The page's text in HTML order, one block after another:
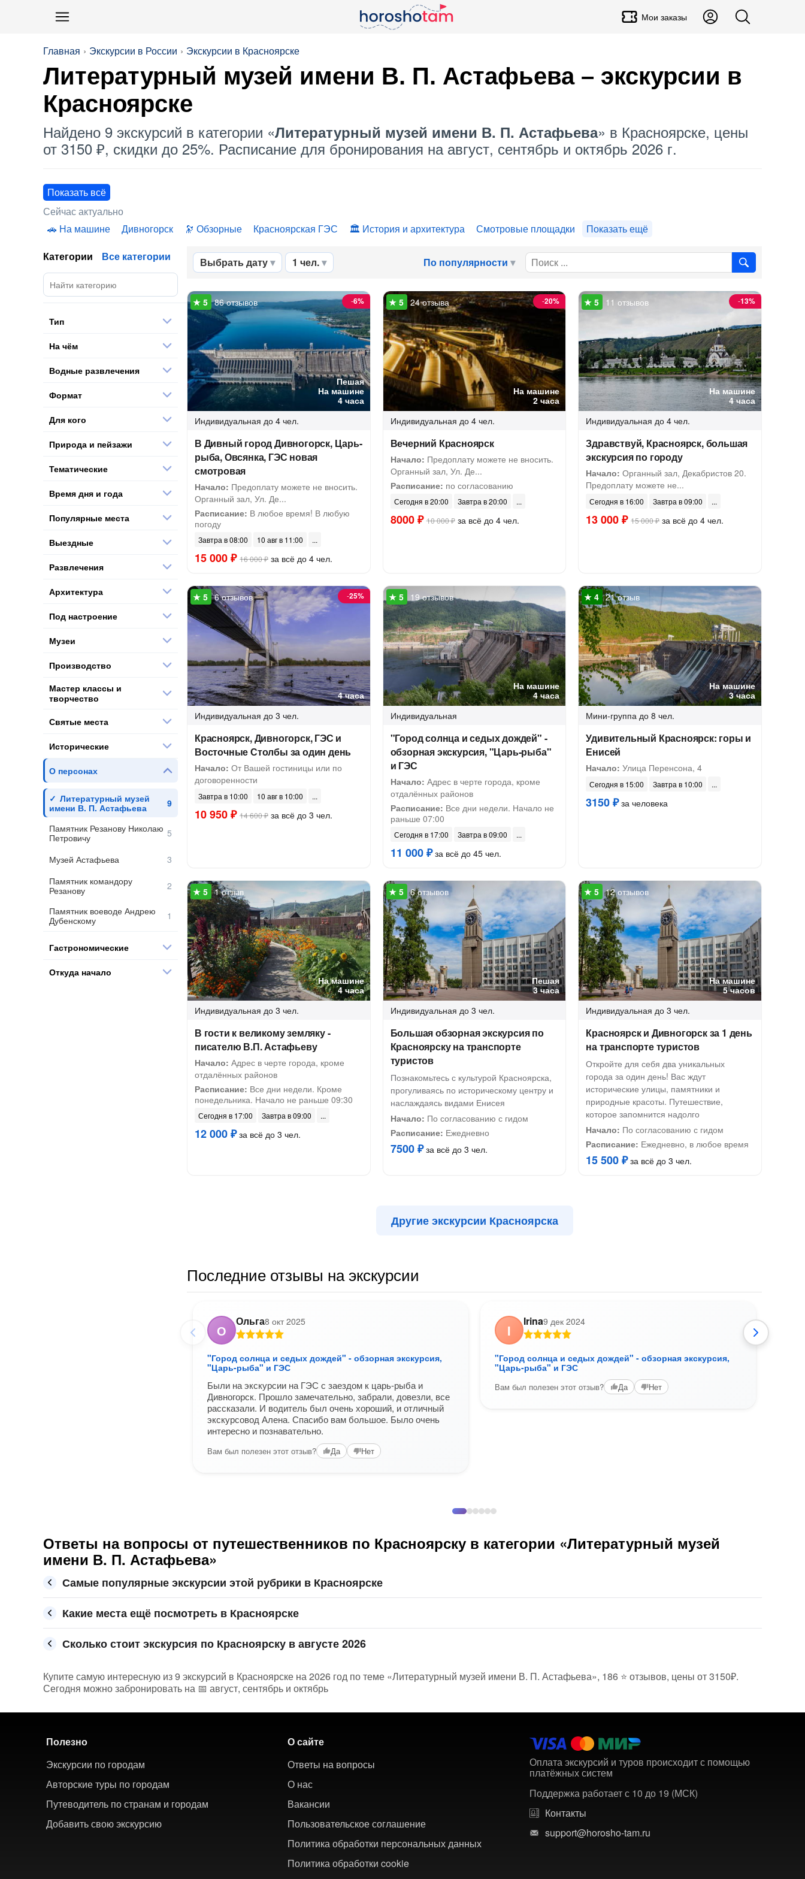
Мои заказы
Главная Экскурсии в России Экскурсии в Красноярске
Литературный музей имени В. П. Астафьева – экскурсии в
Красноярске
Найдено 9 экскурсий в категории «Литературный музей имени В. П. Астафьева» в Красноярске, цены
от 3150 ₽, скидки до 25%. Расписание для бронирования на август, сентябрь и октябрь 2026 г.
Показать всё
Сейчас актуально
На машине
Дивногорск Обзорные Красноярская ГЭС История и архитектура Смотровые площадки Показать ещё
Выбрать дату 1 чел. По популярности
Пешая
На машине
4 часа
-6%
86 отзывов
Индивидуальная до 4 чел.
В Дивный город Дивногорск, Царь-
рыба, Овсянка, ГЭС новая
смотровая
Начало: Предоплату можете не вносить.
Органный зал, Ул. Де...
Расписание: В любое время! В любую
погоду
Завтра в 08:00 10 авг в 11:00
15 000 ₽ 16 000 ₽ за всё до 4 чел.
На машине
2 часа
-20%
24 отзыва
Индивидуальная до 4 чел.
Вечерний Красноярск
Начало: Предоплату можете не вносить.
Органный зал, Ул. Де...
Расписание: по согласованию
Сегодня в 20:00 Завтра в 20:00
8000 ₽ 10 000 ₽за всё до 4 чел.
На машине
4 часа
-13%
11 отзывов
Индивидуальная до 4 чел.
Здравствуй, Красноярск, большая
экскурсия по городу
Начало: Органный зал, Декабристов 20.
Предоплату можете не...
Сегодня в 16:00 Завтра в 09:00
13 000 ₽ 15 000 ₽за всё до 4 чел.
4 часа
-25%
6 отзывов
Индивидуальная до 3 чел.
Красноярск, Дивногорск, ГЭС и
Восточные Столбы за один день
Начало: От Вашей гостиницы или по
договоренности
Завтра в 10:00 10 авг в 10:00
10 950 ₽ 14 600 ₽ за всё до 3 чел.
На машине
4 часа
19 отзывов
Индивидуальная
"Город солнца и седых дождей" -
обзорная экскурсия, "Царь-рыба"
и ГЭС
Начало: Адрес в черте города, кроме
отдалённых районов
Расписание: Все дни недели. Начало не
раньше 07:00
Сегодня в 17:00 Завтра в 09:00
11 000 ₽за всё до 45 чел.
На машине
3 часа
21 отзыв
Мини-группа до 8 чел.
Удивительный Красноярск: горы и
Енисей
Начало: Улица Перенсона, 4
Сегодня в 15:00 Завтра в 10:00
3150 ₽за человека
На машине
4 часа
1 отзыв
Индивидуальная до 3 чел.
В гости к великому земляку -
писателю В.П. Астафьеву
Начало: Адрес в черте города, кроме
отдалённых районов
Расписание: Все дни недели. Кроме
понедельника. Начало не раньше 09:30
Сегодня в 17:00 Завтра в 09:00
12 000 ₽за всё до 3 чел.
Пешая
3 часа
6 отзывов
Индивидуальная до 3 чел.
Большая обзорная экскурсия по
Красноярску на транспорте
туристов
Познакомьтесь с культурой Красноярска,
прогуливаясь по историческому центру и
наслаждаясь видами Енисея
Начало: По согласованию с гидом
Расписание: Ежедневно
7500 ₽за всё до 3 чел.
На машине
5 часов
12 отзывов
Индивидуальная до 3 чел.
Красноярск и Дивногорск за 1 день
на транспорте туристов
Откройте для себя два уникальных
города за один день! Вас ждут
исторические улицы, памятники и
природные красоты. Путешествие,
которое запомнится надолго
Начало: По согласованию с гидом
Расписание: Ежедневно, в любое время
15 500 ₽за всё до 3 чел.
Другие экскурсии Красноярска
Последние отзывы на экскурсии
О
Ольга8 окт 2025
"Город солнца и седых дождей" - обзорная экскурсия,
"Царь-рыба" и ГЭС
Были на экскурсии на ГЭС с заездом к царь-рыба и
Дивногорск. Прошло замечательно, забрали, довезли, все
рассказали. И водитель был очень хороший, и отличный
экскурсовод Алена. Спасибо вам большое. Было очень
интересно и познавательно.
Вам был полезен этот отзыв? Да Нет
I
Irina9 дек 2024
"Город солнца и седых дождей" - обзорная экскурсия,
"Царь-рыба" и ГЭС
Вам был полезен этот отзыв? Да Нет
Категории Все категории
Тип
На чём
Водные развлечения
Формат
Для кого
Природа и пейзажи
Тематические
Время дня и года
Популярные места
Выездные
Развлечения
Архитектура
Под настроение
Музеи
Производство
Мастер классы и
творчество
Святые места
Исторические
О персонах
Литературный музей
имени В. П. Астафьева
Памятник Резанову Николаю
Петровичу
Музей Астафьева
Памятник командору
Резанову
Памятник воеводе Андрею
Дубенскому
Гастрономические
Откуда начало
Ответы на вопросы от путешественников по Красноярску в категории «Литературный музей
имени В. П. Астафьева»
Самые популярные экскурсии этой рубрики в Красноярске
Какие места ещё посмотреть в Красноярске
Сколько стоит экскурсия по Красноярску в августе 2026
Купите самую интересную из 9 экскурсий в Красноярске на 2026 год по теме «Литературный музей имени В. П. Астафьева», 186 ⭐ отзывов, цены от 3150₽.
Сегодня можно забронировать на 📅 август, сентябрь и октябрь
Полезно
Экскурсии по городам
Авторские туры по городам
Путеводитель по странам и городам
Добавить свою экскурсию
О сайте
Ответы на вопросы
О нас
Вакансии
Пользовательское соглашение
Политика обработки персональных данных
Политика обработки cookie
Оплата экскурсий и туров происходит с помощью
платёжных систем
Поддержка работает с 10 до 19 (МСК)
Контакты
support@horosho-tam.ru